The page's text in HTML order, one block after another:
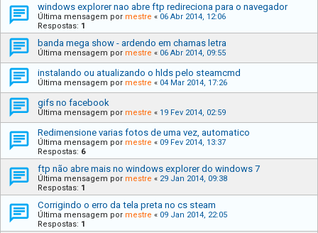
windows explorer nao abre ftp redireciona para o navegador
Última mensagem por mestre « 06 Abr 2014, 12:06
Respostas: 1
banda mega show - ardendo em chamas letra
Última mensagem por mestre « 06 Abr 2014, 09:55
instalando ou atualizando o hlds pelo steamcmd
Última mensagem por mestre « 04 Mar 2014, 17:26
gifs no facebook
Última mensagem por mestre « 19 Fev 2014, 02:59
Redimensione varias fotos de uma vez, automatico
Última mensagem por mestre « 09 Fev 2014, 13:37
Respostas: 6
ftp não abre mais no windows explorer do windows 7
Última mensagem por mestre « 29 Jan 2014, 09:38
Respostas: 1
Corrigindo o erro da tela preta no cs steam
Última mensagem por mestre « 09 Jan 2014, 22:05
Respostas: 1